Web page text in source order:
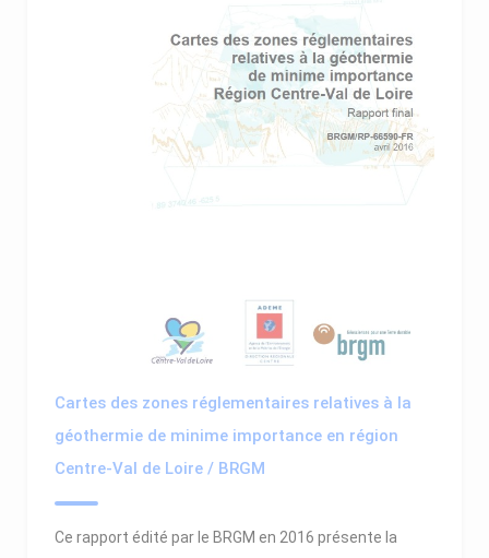
Cartes des zones réglementaires relatives à la
géothermie de minime importance en région
Centre-Val de Loire / BRGM
Ce rapport édité par le BRGM en 2016 présente la